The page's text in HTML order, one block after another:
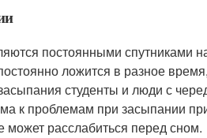
постоянными спутниками
ложится в разное
студенты и люди с
к проблемам при засыпании
может расслабиться перед сном.